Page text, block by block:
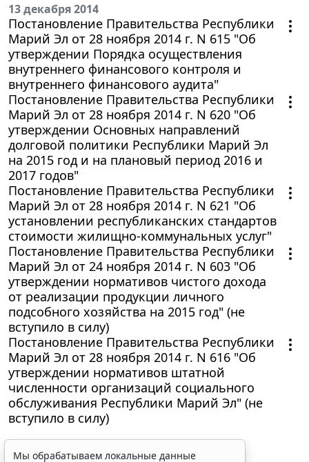
13 декабря 2014
Постановление Правительства Республики
Марий Эл от 28 ноября 2014 г. N 615 "Об
утверждении Порядка осуществления
внутреннего финансового контроля и
внутреннего финансового аудита"
Постановление Правительства Республики
Марий Эл от 28 ноября 2014 г. N 620 "Об
утверждении Основных направлений
долговой политики Республики Марий Эл
на 2015 год и на плановый период 2016 и
2017 годов"
Постановление Правительства Республики
Марий Эл от 28 ноября 2014 г. N 621 "Об
установлении республиканских стандартов
стоимости жилищно-коммунальных услуг"
Постановление Правительства Республики
Марий Эл от 24 ноября 2014 г. N 603 "Об
утверждении нормативов чистого дохода
от реализации продукции личного
подсобного хозяйства на 2015 год" (не
вступило в силу)
Постановление Правительства Республики
Марий Эл от 28 ноября 2014 г. N 616 "Об
утверждении нормативов штатной
численности организаций социального
обслуживания Республики Марий Эл" (не
вступило в силу)
Мы обрабатываем локальные данные